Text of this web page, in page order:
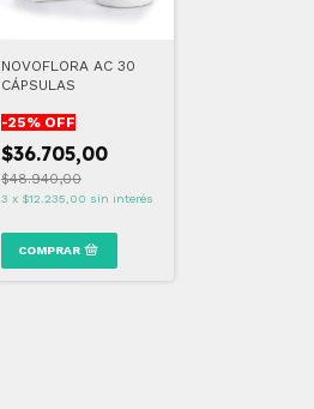
NOVOFLORA AC 30
CÁPSULAS
-25% OFF
$36.705,00
$48.940,00
3 x $12.235,00 sin interés